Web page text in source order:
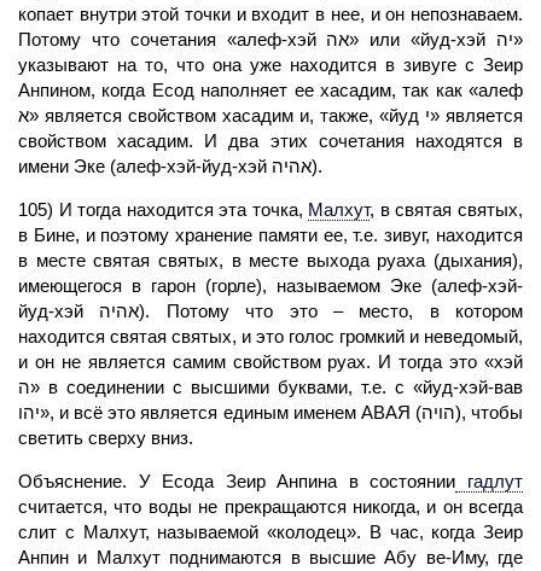
копает внутри этой точки и входит в нее, и он непознаваем.
Потому что сочетания «алеф-хэй אה» или «йуд-хэй יה»
указывают на то, что она уже находится в зивуге с Зеир
Анпином, когда Есод наполняет ее хасадим, так как «алеф
א» является свойством хасадим и, также, «йуд י» является
свойством хасадим. И два этих сочетания находятся в
имени Эке (алеф-хэй-йуд-хэй אהיה).
105) И тогда находится эта точка, Малхут, в святая святых,
в Бине, и поэтому хранение памяти ее, т.е. зивуг, находится
в месте святая святых, в месте выхода руаха (дыхания),
имеющегося в гарон (горле), называемом Эке (алеф-хэй-
йуд-хэй אהיה). Потому что это – место, в котором
находится святая святых, и это голос громкий и неведомый,
и он не является самим свойством руах. И тогда это «хэй
ה» в соединении с высшими буквами, т.е. с «йуд-хэй-вав
יהו», и всё это является единым именемАВАЯ (הויה), чтобы
светить сверху вниз.
Объяснение. У Есода Зеир Анпина в состоянии гадлут
считается, что воды не прекращаются никогда, и он всегда
слит с Малхут, называемой «колодец». В час, когда Зеир
Анпин и Малхут поднимаются в высшие Абу ве-Иму, где